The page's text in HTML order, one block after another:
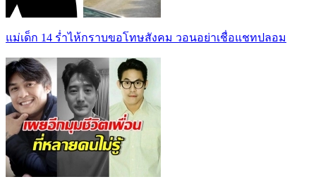
แม่เด็ก 14 ร่ำไห้กราบขอโทษสังคม วอนอย่าเชื่อแชทปลอม